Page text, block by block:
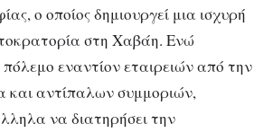
ο οποίος δημιουργεί μια ισχυρή
στη Χαβάη. Ενώ
εναντίον εταιρειών από την
και αντίπαλων συμμοριών,
να διατηρήσει την